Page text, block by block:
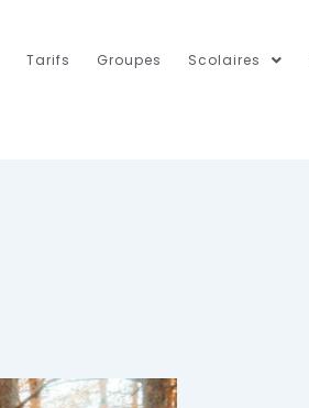
Tarifs Groupes Scolaires